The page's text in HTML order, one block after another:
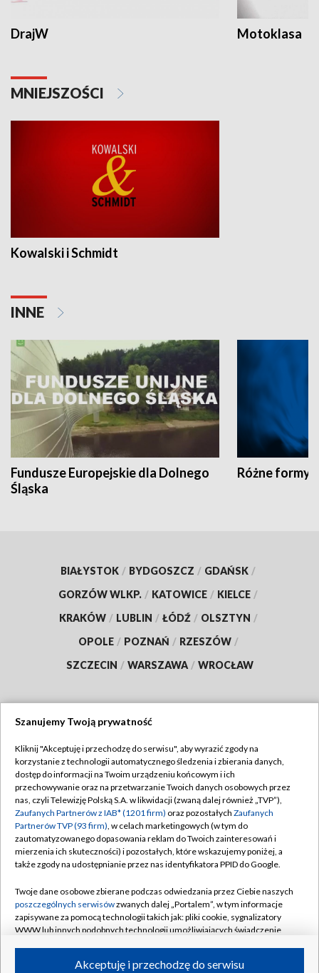
DrajW Motoklasa
MNIEJSZOŚCI
Kowalski i Schmidt
INNE
Fundusze Europejskie dla Dolnego
Śląska
Różne formy
BIAŁYSTOK / BYDGOSZCZ / GDAŃSK /
GORZÓW WLKP. / KATOWICE / KIELCE /
KRAKÓW / LUBLIN / ŁÓDŹ / OLSZTYN /
OPOLE / POZNAŃ / RZESZÓW /
SZCZECIN / WARSZAWA / WROCŁAW
TVP
Abonament TVP
Emisja w TVP
Centrum informacji TVP
Naziemna Telewizja Cyfrowa
Rada Programowa
System NOS
Informacje o nadawcy
Regulamin TVP
Polityka prywatności
Moje zgody
Pomoc
Kontakt
Kanały
Szanujemy Twoją prywatność
Kliknij "Akceptuję i przechodzę do serwisu", aby wyrazić zgody na
korzystanie z technologii automatycznego śledzenia i zbierania danych,
dostęp do informacji na Twoim urządzeniu końcowym i ich
przechowywanie oraz na przetwarzanie Twoich danych osobowych przez
nas, czyli Telewizję Polską S.A. w likwidacji (zwaną dalej również „TVP”),
Zaufanych Partnerów z IAB* (1201 firm) oraz pozostałych Zaufanych
Partnerów TVP (93 firm), w celach marketingowych (w tym do
zautomatyzowanego dopasowania reklam do Twoich zainteresowań i
mierzenia ich skuteczności) i pozostałych, które wskazujemy poniżej, a
także zgody na udostępnianie przez nas identyfikatora PPID do Google.
Twoje dane osobowe zbierane podczas odwiedzania przez Ciebie naszych
poszczególnych serwisówzwanych dalej „Portalem”, w tym informacje
zapisywane za pomocą technologii takich jak: pliki cookie, sygnalizatory
WWW lub innych podobnych technologii umożliwiających świadczenie
ruchu w Internecie.Akceptuję i przechodzę do serwisu